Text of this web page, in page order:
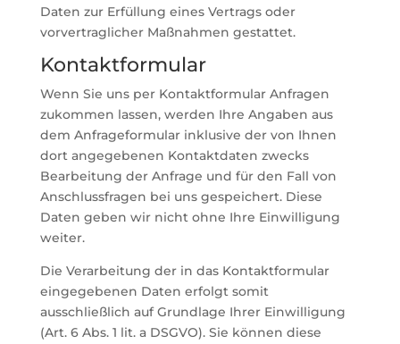
Daten zur Erfüllung eines Vertrags oder
vorvertraglicher Maßnahmen gestattet.
Kontaktformular
Wenn Sie uns per Kontaktformular Anfragen
zukommen lassen, werden Ihre Angaben aus
dem Anfrageformular inklusive der von Ihnen
dort angegebenen Kontaktdaten zwecks
Bearbeitung der Anfrage und für den Fall von
Anschlussfragen bei uns gespeichert. Diese
Daten geben wir nicht ohne Ihre Einwilligung
weiter.
Die Verarbeitung der in das Kontaktformular
eingegebenen Daten erfolgt somit
ausschließlich auf Grundlage Ihrer Einwilligung
(Art. 6 Abs. 1 lit. a DSGVO). Sie können diese